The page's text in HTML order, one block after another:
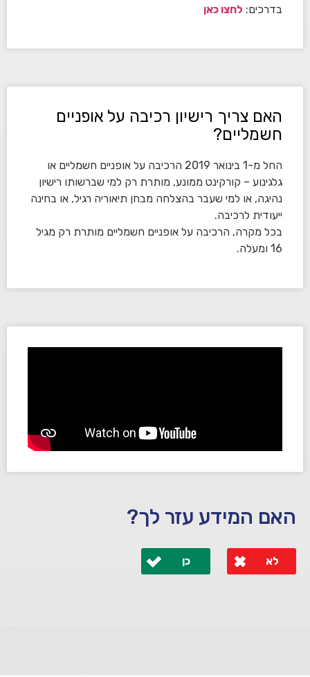
בדרכים: לחצו כאן
האם צריך רישיון רכיבה על אופניים
חשמליים?
החל מ-1 בינואר 2019 הרכיבה על אופניים חשמליים או
גלגינוע – קורקינט ממונע, מותרת רק למי שברשותו רישיון
נהיגה, או למי שעבר בהצלחה מבחן תיאוריה רגיל, או בחינה
ייעודית לרכיבה.
בכל מקרה, הרכיבה על אופניים חשמליים מותרת רק מגיל
16 ומעלה.
האם המידע עזר לך?
לא כן